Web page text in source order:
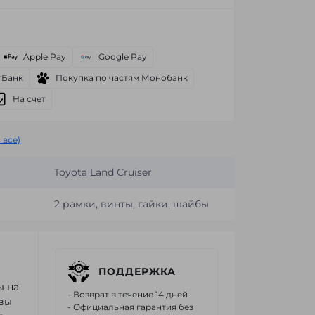
Apple Pay
Google Pay
Покупка по частям Монобанк
На счет
Toyota Land Cruiser
2 рамки, винты, гайки, шайбы
на
ПОДДЕРЖКА
- Возврат в течение 14 дней
- Официальная гарантия без